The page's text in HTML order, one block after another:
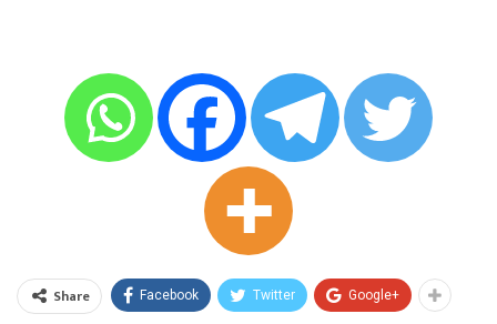
Share Facebook Twitter Google+